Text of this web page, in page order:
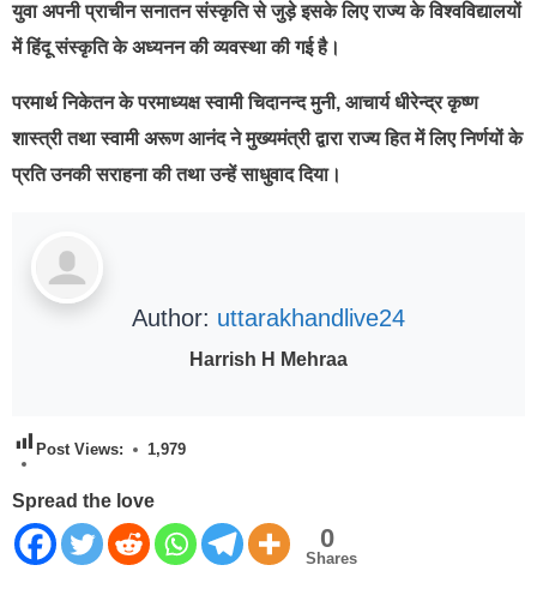
युवा अपनी प्राचीन सनातन संस्कृति से जुड़े इसके लिए राज्य के विश्वविद्यालयों
में हिंदू संस्कृति के अध्यनन की व्यवस्था की गई है।
परमार्थ निकेतन के परमाध्यक्ष स्वामी चिदानन्द मुनी, आचार्य धीरेन्द्र कृष्ण
शास्त्री तथा स्वामी अरूण आनंद ने मुख्यमंत्री द्वारा राज्य हित में लिए निर्णयों के
प्रति उनकी सराहना की तथा उन्हें साधुवाद दिया।
Author: uttarakhandlive24
Harrish H Mehraa
Post Views: 1,979
Spread the love
0
Shares